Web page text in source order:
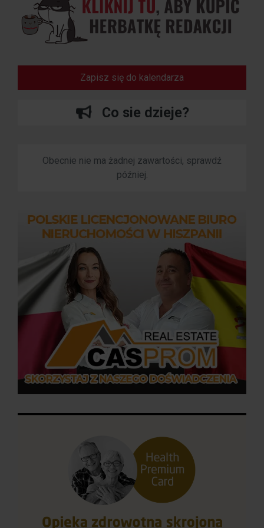
Zapisz się do kalendarza
Co sie dzieje?
Obecnie nie ma żadnej zawartości, sprawdź
później.